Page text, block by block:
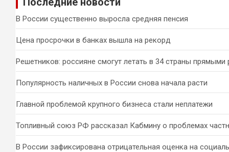
В России существенно выросла средняя пенсия
Цена просрочки в банках вышла на рекорд
Решетников: россияне смогут летать в 34 страны прямыми
Популярность наличных в России снова начала расти
Главной проблемой крупного бизнеса стали неплатежи
Топливный союз РФ рассказал Кабмину о проблемах
В России зафиксирована отрицательная оценка на